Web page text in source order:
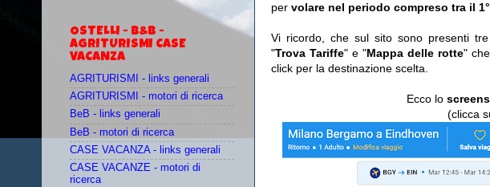
per volare nel periodo compreso tra il
Vi ricordo, che sul sito sono presenti
"Trova Tariffe" e "Mappa delle rotte"
click per la destinazione scelta.
Ecco lo
(clicca
OSTELLI - B&B -
AGRITURISMI CASE
VACANZA
AGRITURISMI - links generali
AGRITURISMI - motori di ricerca
BeB - links generali
BeB - motori di ricerca
CASE VACANZA - links generali
CASE VACANZE - motori di
ricerca